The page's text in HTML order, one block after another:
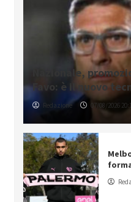
Nazionale,
Favo: è il nuovo
Redazione 07/08/2026